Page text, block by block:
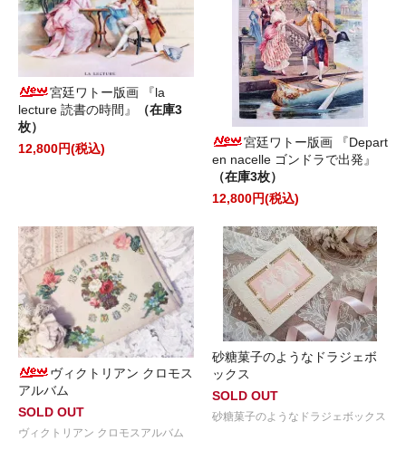
宮廷ワトー版画 『la
lecture 読書の時間』
（在庫3
枚）
12,800円(税込)
宮廷ワトー版画 『Depart
en nacelle ゴンドラで出発』
（在庫3枚）
12,800円(税込)
ヴィクトリアン クロモス
アルバム
SOLD OUT
ヴィクトリアン クロモスアルバム
砂糖菓子のようなドラジェボ
ックス
SOLD OUT
砂糖菓子のようなドラジェボックス